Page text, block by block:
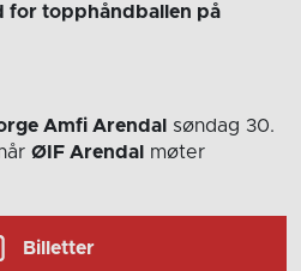
for topphåndballen på
Amfi Arendal
søndag 30.
ØIF Arendal
møter
Billetter